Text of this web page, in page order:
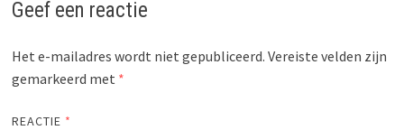
Geef een reactie
Het e-mailadres wordt niet gepubliceerd. Vereiste velden zijn
gemarkeerd met *
REACTIE *